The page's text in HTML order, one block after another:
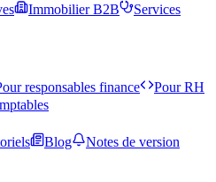
Immobilier B2B
Services
responsables finance
Pour RH
Blog
Notes de version